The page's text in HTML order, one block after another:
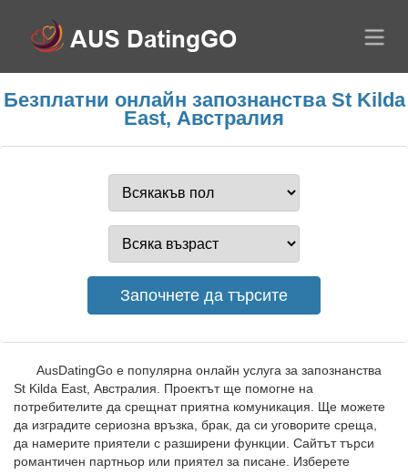
Безплатни онлайн запознанства St Kilda
East, Австралия
AusDatingGo е популярна онлайн услуга за запознанства
St Kilda East, Австралия. Проектът ще помогне на
потребителите да срещнат приятна комуникация. Ще можете
да изградите сериозна връзка, брак, да си уговорите среща,
да намерите приятели с разширени функции. Сайтът търси
романтичен партньор или приятел за писане. Изберете